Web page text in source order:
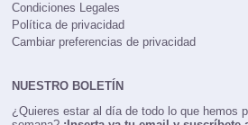
Condiciones Legales
Política de privacidad
Cambiar preferencias de privacidad
NUESTRO BOLETÍN
¿Quieres estar al día de todo lo que hemos